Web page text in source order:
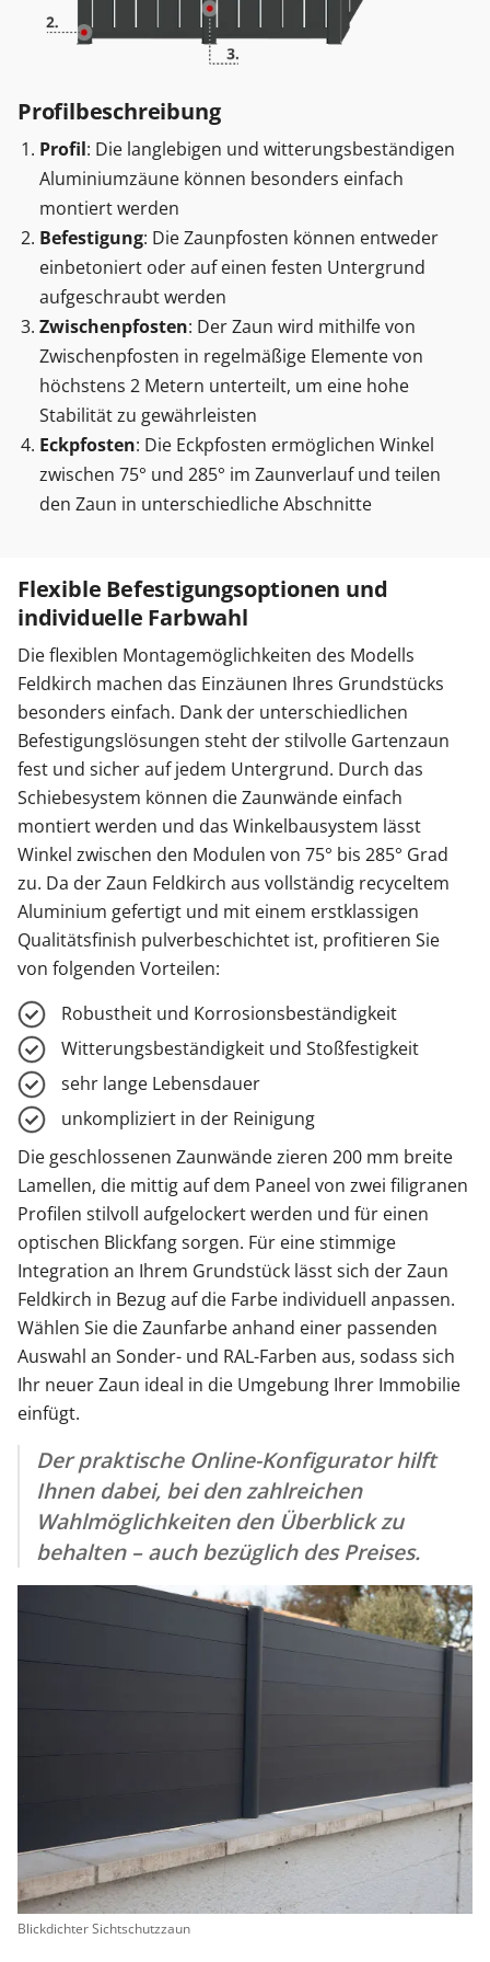
Profilbeschreibung
Profil: Die langlebigen und witterungsbeständigen
Aluminiumzäune können besonders einfach
montiert werden
Befestigung: Die Zaunpfosten können entweder
einbetoniert oder auf einen festen Untergrund
aufgeschraubt werden
Zwischenpfosten: Der Zaun wird mithilfe von
Zwischenpfosten in regelmäßige Elemente von
höchstens 2 Metern unterteilt, um eine hohe
Stabilität zu gewährleisten
Eckpfosten: Die Eckpfosten ermöglichen Winkel
zwischen 75° und 285° im Zaunverlauf und teilen
den Zaun in unterschiedliche Abschnitte
Flexible Befestigungsoptionen und
individuelle Farbwahl
Die flexiblen Montagemöglichkeiten des Modells
Feldkirch machen das Einzäunen Ihres Grundstücks
besonders einfach. Dank der unterschiedlichen
Befestigungslösungen steht der stilvolle Gartenzaun
fest und sicher auf jedem Untergrund. Durch das
Schiebesystem können die Zaunwände einfach
montiert werden und das Winkelbausystem lässt
Winkel zwischen den Modulen von 75° bis 285° Grad
zu. Da der Zaun Feldkirch aus vollständig recyceltem
Aluminium gefertigt und mit einem erstklassigen
Qualitätsfinish pulverbeschichtet ist, profitieren Sie
von folgenden Vorteilen:
Robustheit und Korrosionsbeständigkeit
Witterungsbeständigkeit und Stoßfestigkeit
sehr lange Lebensdauer
unkompliziert in der Reinigung
Die geschlossenen Zaunwände zieren 200 mm breite
Lamellen, die mittig auf dem Paneel von zwei filigranen
Profilen stilvoll aufgelockert werden und für einen
optischen Blickfang sorgen. Für eine stimmige
Integration an Ihrem Grundstück lässt sich der Zaun
Feldkirch in Bezug auf die Farbe individuell anpassen.
Wählen Sie die Zaunfarbe anhand einer passenden
Auswahl an Sonder- und RAL-Farben aus, sodass sich
Ihr neuer Zaun ideal in die Umgebung Ihrer Immobilie
einfügt.
Der praktische Online-Konfigurator hilft
Ihnen dabei, bei den zahlreichen
Wahlmöglichkeiten den Überblick zu
behalten – auch bezüglich des Preises.
Blickdichter Sichtschutzzaun